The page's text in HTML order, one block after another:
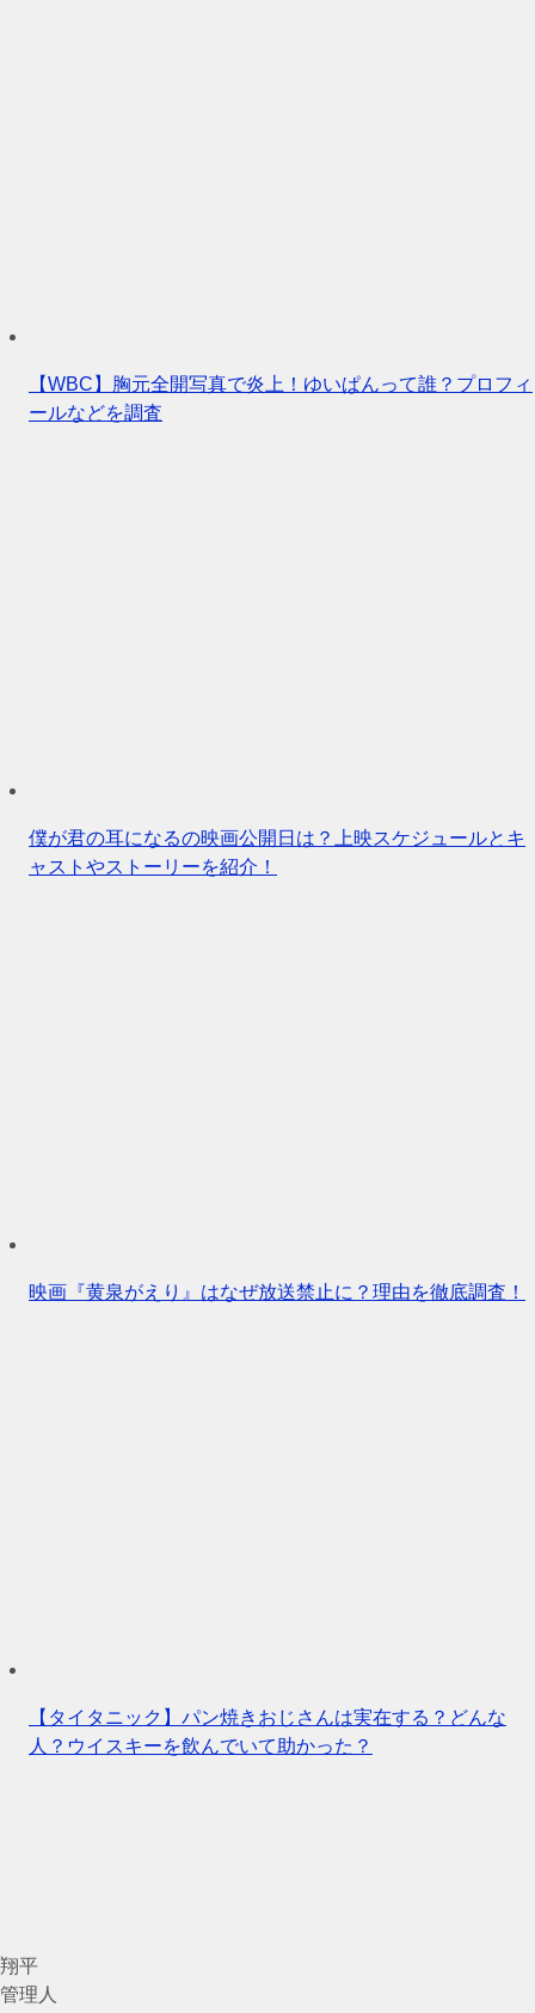
【WBC】胸元全開写真で炎上！ゆいぱんって誰？プロフィ
ールなどを調査
僕が君の耳になるの映画公開日は？上映スケジュールとキ
ャストやストーリーを紹介！
映画『黄泉がえり』はなぜ放送禁止に？理由を徹底調査！
【タイタニック】パン焼きおじさんは実在する？どんな
人？ウイスキーを飲んでいて助かった？
翔平
管理人